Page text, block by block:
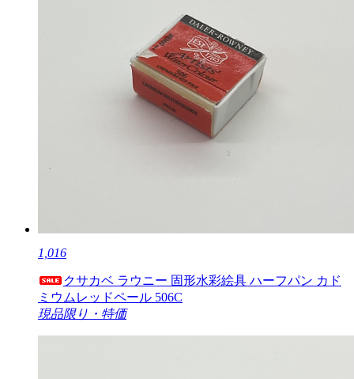
1,016
クサカベ ラウニー 固形水彩絵具 ハーフパン カド
ミウムレッドペール 506C
現品限り・特価